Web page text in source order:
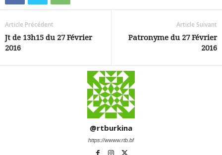
Article Précédent
Jt de 13h15 du 27 Février
2016
Article Suivant
Patronyme du 27 Février
2016
@rtburkina
https://wwww.rtb.bf